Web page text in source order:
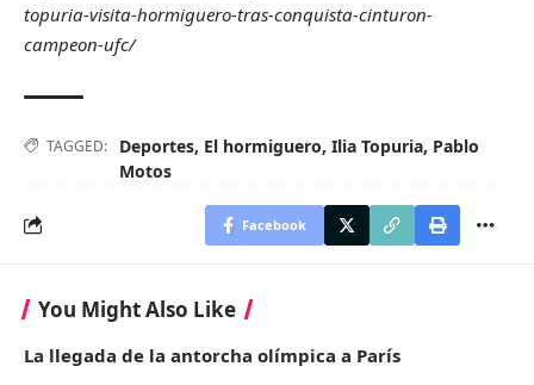
topuria-visita-hormiguero-tras-conquista-cinturon-
campeon-ufc/
TAGGED: Deportes, El hormiguero, Ilia Topuria, Pablo
Motos
Facebook
You Might Also Like
La llegada de la antorcha olímpica a París